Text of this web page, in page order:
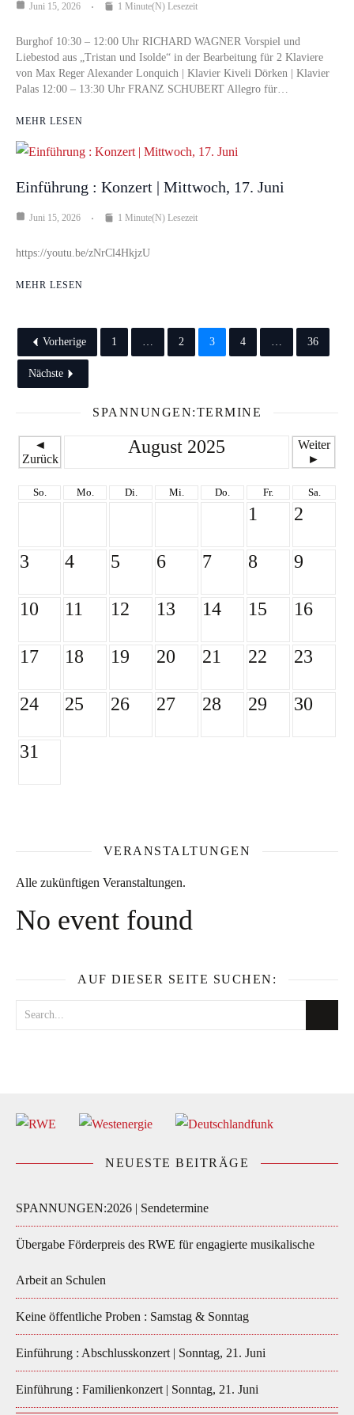
Juni 15, 2026 1 Minute(n) Lesezeit
Burghof 10:30 – 12:00 Uhr RICHARD WAGNER Vorspiel und
Liebestod aus „Tristan und Isolde“ in der Bearbeitung für 2 Klaviere
von Max Reger Alexander Lonquich | Klavier Kiveli Dörken | Klavier
Palas 12:00 – 13:30 Uhr FRANZ SCHUBERT Allegro für…
MEHR LESEN
Einführung : Konzert | Mittwoch, 17. Juni
Juni 15, 2026 1 Minute(n) Lesezeit
https://youtu.be/zNrCl4HkjzU
MEHR LESEN
Vorherige 1 … 2 3 4 … 36
Nächste
SPANNUNGEN:TERMINE
◄
Zurück
August 2025
Weiter
►
So. Mo. Di. Mi. Do. Fr. Sa.
1 2
3 4 5 6 7 8 9
10 11 12 13 14 15 16
17 18 19 20 21 22 23
24 25 26 27 28 29 30
31
VERANSTALTUNGEN
Alle zukünftigen Veranstaltungen.
No event found
AUF DIESER SEITE SUCHEN:
NEUESTE BEITRÄGE
SPANNUNGEN:2026 | Sendetermine
Übergabe Förderpreis des RWE für engagierte musikalische
Arbeit an Schulen
Keine öffentliche Proben : Samstag & Sonntag
Einführung : Abschlusskonzert | Sonntag, 21. Juni
Einführung : Familienkonzert | Sonntag, 21. Juni